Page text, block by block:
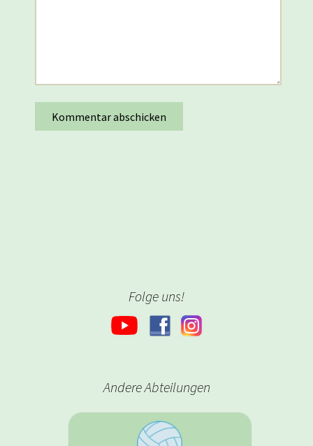
Folge uns!
Andere Abteilungen